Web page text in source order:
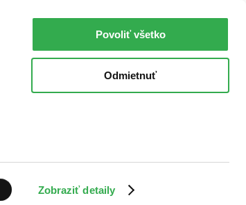
Zobraziť detaily
Povoliť všetko
Odmietnuť